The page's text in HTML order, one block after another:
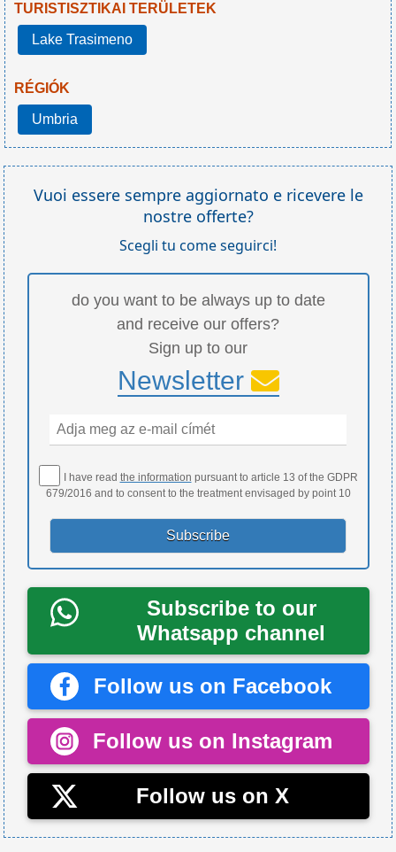
TURISTISZTIKAI TERÜLETEK
Lake Trasimeno
RÉGIÓK
Umbria
Vuoi essere sempre aggiornato e ricevere le
nostre offerte?
Scegli tu come seguirci!
do you want to be always up to date
and receive our offers?
Sign up to our
Newsletter
I have read the information pursuant to article 13 of the GDPR
679/2016 and to consent to the treatment envisaged by point 10
Subscribe to our
Whatsapp channel
Follow us on Facebook
Follow us on Instagram
Follow us on X